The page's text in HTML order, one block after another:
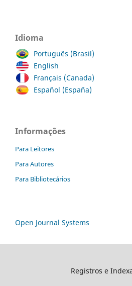
Idioma
Português (Brasil)
English
Français (Canada)
Español (España)
Informações
Para Leitores
Para Autores
Para Bibliotecários
Open Journal Systems
Registros e